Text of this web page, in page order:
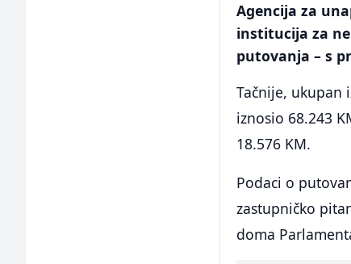
Agencija za
institucija za
putovanja – s
Tačnije, ukupan
iznosio 68.243
18.576 KM.
Podaci o
zastupničko
doma